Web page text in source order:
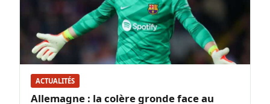
ACTUALITÉS
Allemagne : la colère gronde face au